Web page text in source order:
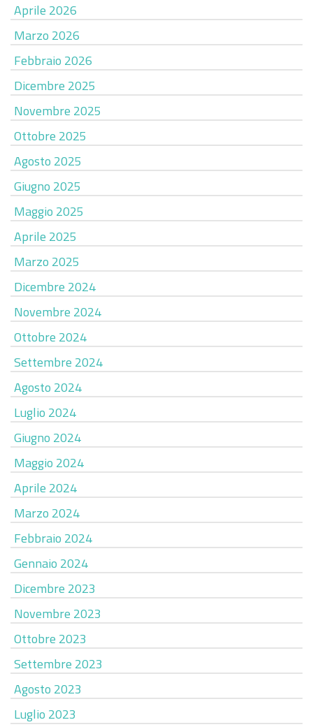
Aprile 2026
Marzo 2026
Febbraio 2026
Dicembre 2025
Novembre 2025
Ottobre 2025
Agosto 2025
Giugno 2025
Maggio 2025
Aprile 2025
Marzo 2025
Dicembre 2024
Novembre 2024
Ottobre 2024
Settembre 2024
Agosto 2024
Luglio 2024
Giugno 2024
Maggio 2024
Aprile 2024
Marzo 2024
Febbraio 2024
Gennaio 2024
Dicembre 2023
Novembre 2023
Ottobre 2023
Settembre 2023
Agosto 2023
Luglio 2023